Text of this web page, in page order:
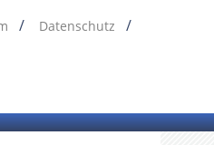
Datenschutz